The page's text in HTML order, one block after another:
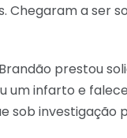
a ser
prestou
um infarto e
sob